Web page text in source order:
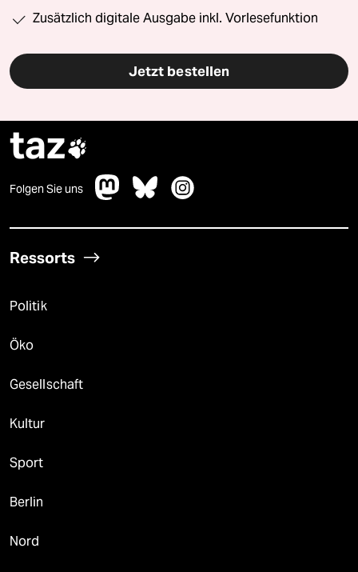
Zusätzlich digitale Ausgabe inkl. Vorlesefunktion
Jetzt bestellen
taz
Folgen Sie uns
Ressorts
Politik
Öko
Gesellschaft
Kultur
Sport
Berlin
Nord